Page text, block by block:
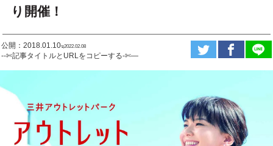
り開催！
公開：2018.01.10ಇ2022.02.08
--✄記事タイトルとURLをコピーする-✄—